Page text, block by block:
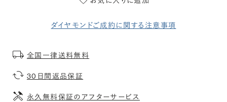
ダイヤモンドご成約に関する注意事項
全国一律送料無料
30日間返品保証
永久無料保証のアフターサービス